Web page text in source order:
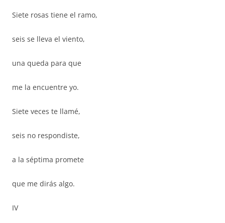
Siete rosas tiene el ramo,
seis se lleva el viento,
una queda para que
me la encuentre yo.
Siete veces te llamé,
seis no respondiste,
a la séptima promete
que me dirás algo.
IV